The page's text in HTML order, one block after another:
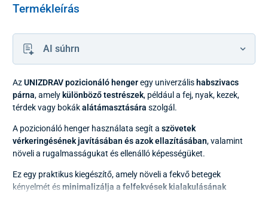
Termékleírás
AI súhrn
AzUNIZDRAV pozicionáló hengeregy univerzálishabszivacs
párna, amelykülönböző testrészek, például a fej, nyak, kezek,
térdek vagy bokákalátámasztására szolgál.
A pozicionáló henger használata segít a szövetek
vérkeringésének javításában és azok ellazításában, valamint
növeli a rugalmasságukat és ellenálló képességüket.
Ez egy praktikus kiegészítő, amely növeli a fekvő betegek
kényelmét ésminimalizálja a felfekvések kialakulásának